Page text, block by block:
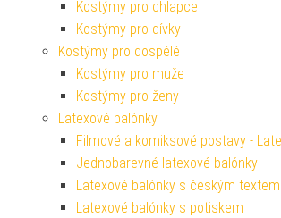
Kostýmy pro chlapce
Kostýmy pro dívky
Kostýmy pro dospělé
Kostýmy pro muže
Kostýmy pro ženy
Latexové balónky
Filmové a komiksové postavy -
Jednobarevné latexové balónky
Latexové balónky s českým textem
Latexové balónky s potiskem